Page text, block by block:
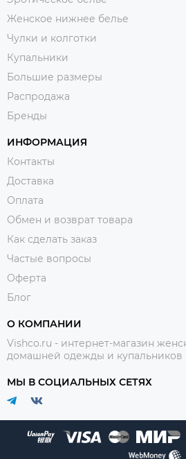
Женское нижнее белье
Чулки и колготки
Купальники
Большие размеры
Распродажа
Бренды
ИНФОРМАЦИЯ
Контакты
Доставка
Оплата
Обмен и возврат товара
Как сделать заказ
Частые вопросы
Оферта
Блог
О КОМПАНИИ
Vishco.ru - интернет-магазин
домашней одежды и купальников
МЫ В СОЦИАЛЬНЫХ СЕТЯХ